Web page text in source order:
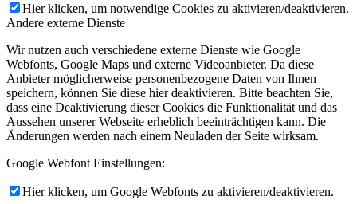
Hier klicken, um notwendige Cookies zu aktivieren/deaktivieren.
Andere externe Dienste
Wir nutzen auch verschiedene externe Dienste wie Google
Webfonts, Google Maps und externe Videoanbieter. Da diese
Anbieter möglicherweise personenbezogene Daten von Ihnen
speichern, können Sie diese hier deaktivieren. Bitte beachten Sie,
dass eine Deaktivierung dieser Cookies die Funktionalität und das
Aussehen unserer Webseite erheblich beeinträchtigen kann. Die
Änderungen werden nach einem Neuladen der Seite wirksam.
Google Webfont Einstellungen:
Hier klicken, um Google Webfonts zu aktivieren/deaktivieren.